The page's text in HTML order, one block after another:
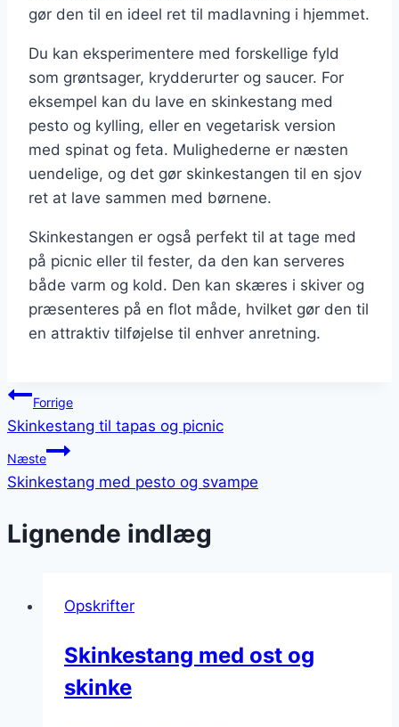
gør den til en ideel ret til madlavning i hjemmet.
Du kan eksperimentere med forskellige fyld
som grøntsager, krydderurter og saucer. For
eksempel kan du lave en skinkestang med
pesto og kylling, eller en vegetarisk version
med spinat og feta. Mulighederne er næsten
uendelige, og det gør skinkestangen til en sjov
ret at lave sammen med børnene.
Skinkestangen er også perfekt til at tage med
på picnic eller til fester, da den kan serveres
både varm og kold. Den kan skæres i skiver og
præsenteres på en flot måde, hvilket gør den til
en attraktiv tilføjelse til enhver anretning.
Indlægsnavigation
Forrige
Skinkestang til tapas og picnic
Næste
Skinkestang med pesto og svampe
Lignende indlæg
Opskrifter
Skinkestang med ost og
skinke